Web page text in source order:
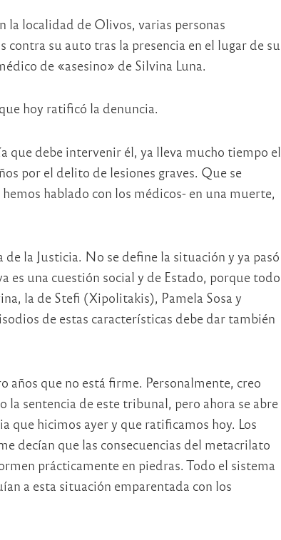
localidad de Olivos, varias personas
su auto tras la presencia en el lugar de su
de «asesino» de Silvina Luna.
hoy ratificó la denuncia.
que debe intervenir él, ya lleva mucho tiempo el
por el delito de lesiones graves. Que se
hablado con los médicos- en una muerte,
la Justicia. No se define la situación y ya pasó
es una cuestión social y de Estado, porque todo
la de Stefi (Xipolitakis), Pamela Sosa y
de estas características debe dar también
años que no está firme. Personalmente, creo
sentencia de este tribunal, pero ahora se abre
que hicimos ayer y que ratificamos hoy. Los
decían que las consecuencias del metacrilato
prácticamente en piedras. Todo el sistema
a esta situación emparentada con los